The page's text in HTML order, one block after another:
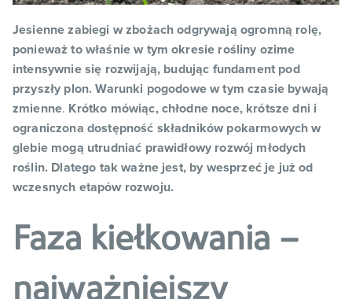
Jesienne zabiegi w zbożach odgrywają ogromną rolę,
ponieważ to właśnie w tym okresie rośliny ozime
intensywnie się rozwijają, budując fundament pod
przyszły plon. Warunki pogodowe w tym czasie bywają
zmienne. Krótko mówiąc, chłodne noce, krótsze dni i
ograniczona dostępność składników pokarmowych w
glebie mogą utrudniać prawidłowy rozwój młodych
roślin. Dlatego tak ważne jest, by wesprzeć je już od
wczesnych etapów rozwoju.
Faza kiełkowania –
najważniejszy